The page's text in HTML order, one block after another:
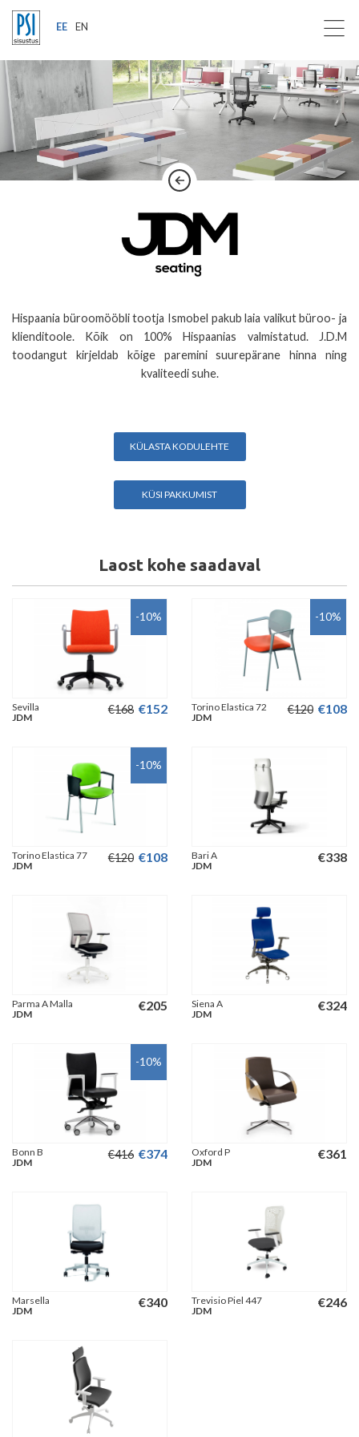
EE EN
Hispaania büroomööbli tootja Ismobel pakub laia valikut büroo- ja
klienditoole. Kõik on 100% Hispaanias valmistatud. J.D.M
toodangut kirjeldab kõige paremini suurepärane hinna ning
kvaliteedi suhe.
KÜLASTA KODULEHTE
KÜSI PAKKUMIST
Laost kohe saadaval
-10%
€168 €152
Sevilla
JDM
-10%
€120 €108
Torino Elastica 72
JDM
-10%
€120 €108
Torino Elastica 77
JDM
€338
Bari A
JDM
€205
Parma A Malla
JDM
€324
Siena A
JDM
-10%
€416 €374
Bonn B
JDM
€361
Oxford P
JDM
€340
Marsella
JDM
€246
Trevisio Piel 447
JDM